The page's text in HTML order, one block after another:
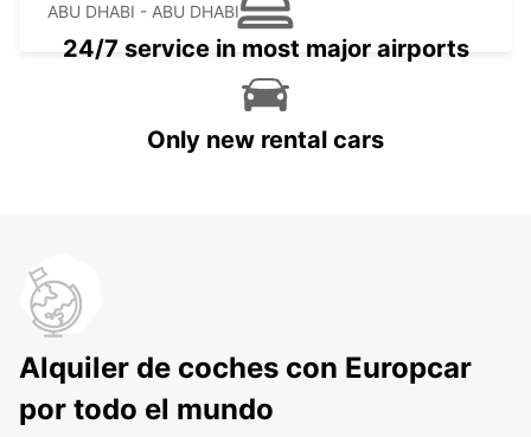
ABU DHABI - ABU DHABI
24/7 service in most major airports
Only new rental cars
Alquiler de coches con Europcar
por todo el mundo